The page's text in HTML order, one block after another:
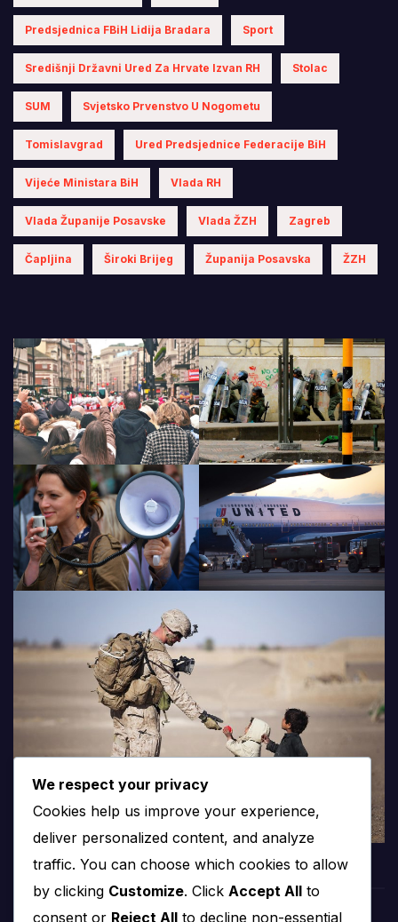
Predsjednica FBiH Lidija Bradara Sport
Središnji Državni Ured Za Hrvate Izvan RH Stolac
SUM Svjetsko Prvenstvo U Nogometu
Tomislavgrad Ured Predsjednice Federacije BiH
Vijeće Ministara BiH Vlada RH
Vlada Županije Posavske Vlada ŽZH Zagreb
Čapljina Široki Brijeg Županija Posavska ŽZH
We respect your privacy
Cookies help us improve your experience,
deliver personalized content, and analyze
traffic. You can choose which cookies to allow
by clicking Customize. Click Accept All to
consent or Reject All to decline non-essential